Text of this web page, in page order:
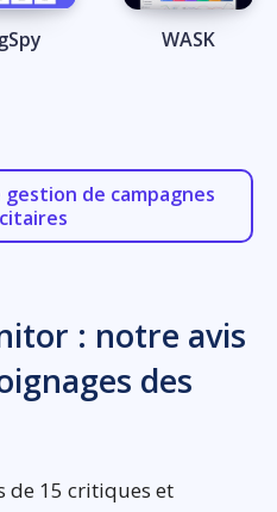
WASK
de campagnes
: notre avis
des
de 15 critiques et